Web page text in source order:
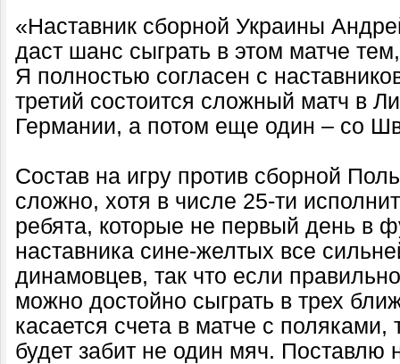
«Наставник сборной Украины
даст шанс сыграть в этом матче
Я полностью согласен с
третий состоится сложный матч в
Германии, а потом еще один – со
Состав на игру против сборной
сложно, хотя в числе 25-ти
ребята, которые не первый день в
наставника сине-желтых все
динамовцев, так что если
можно достойно сыграть в трех
касается счета в матче с поляками,
будет забит не один мяч. Поставлю